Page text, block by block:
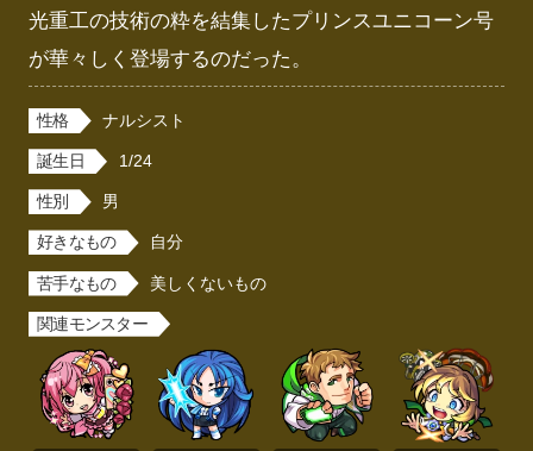
光重工の技術の粋を結集したプリンスユニコーン号
が華々しく登場するのだった。
性格 ナルシスト
誕生日 1/24
性別 男
好きなもの 自分
苦手なもの 美しくないもの
関連モンスター